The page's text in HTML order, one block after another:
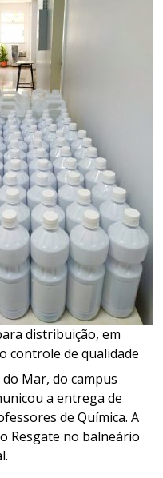
distribuição, em
controle de qualidade
Mar, do campus
a entrega de
de Química. A
Resgate no balneário